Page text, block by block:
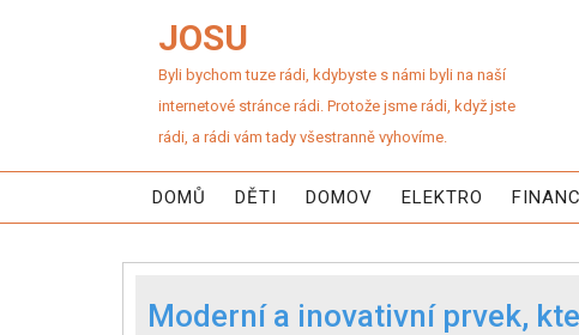
JOSU
Byli bychom tuze rádi, kdybyste s námi byli na naší
internetové stránce rádi. Protože jsme rádi, když jste
rádi, a rádi vám tady všestranně vyhovíme.
DOMŮ DĚTI DOMOV ELEKTRO
Moderní a inovativní prvek,